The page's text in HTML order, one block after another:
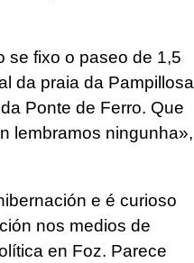
se fixo o paseo de 1,5
da praia da Pampillosa
Ponte de Ferro. Que
lembramos ningunha»,
e é curioso
nos medios de
en Foz. Parece